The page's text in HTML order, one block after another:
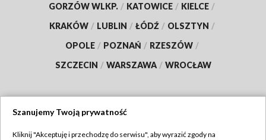
GORZÓW WLKP. / KATOWICE / KIELCE /
KRAKÓW / LUBLIN / ŁÓDŹ / OLSZTYN /
OPOLE / POZNAŃ / RZESZÓW /
SZCZECIN / WARSZAWA / WROCŁAW
Szanujemy Twoją prywatność
Kliknij "Akceptuję i przechodzę do serwisu", aby wyrazić zgody na